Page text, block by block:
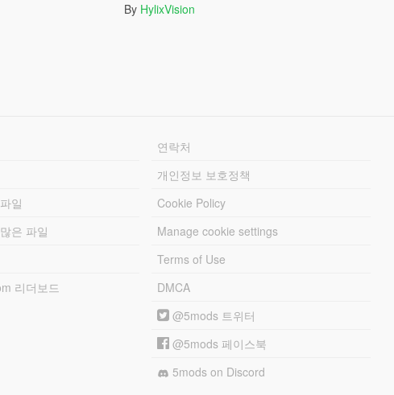
By HylixVision
일
은 파일
리더보드
연락처
개인정보 보호정책
Cookie Policy
Manage cookie settings
Terms of Use
DMCA
@5mods 트위터
@5mods 페이스북
5mods on Discord